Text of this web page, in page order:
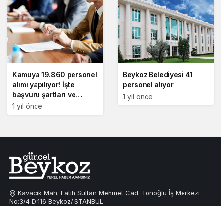
Kamuya 19.860 personel
alımı yapılıyor! İşte
başvuru şartları ve
takvimi
1 yıl önce
Beykoz Belediyesi 41
personel alıyor
1 yıl önce
Kavacık Mah. Fatih Sultan Mehmet Cad. Tonoğlu İş Merkezi
No:3/4 D:116 Beykoz/İSTANBUL